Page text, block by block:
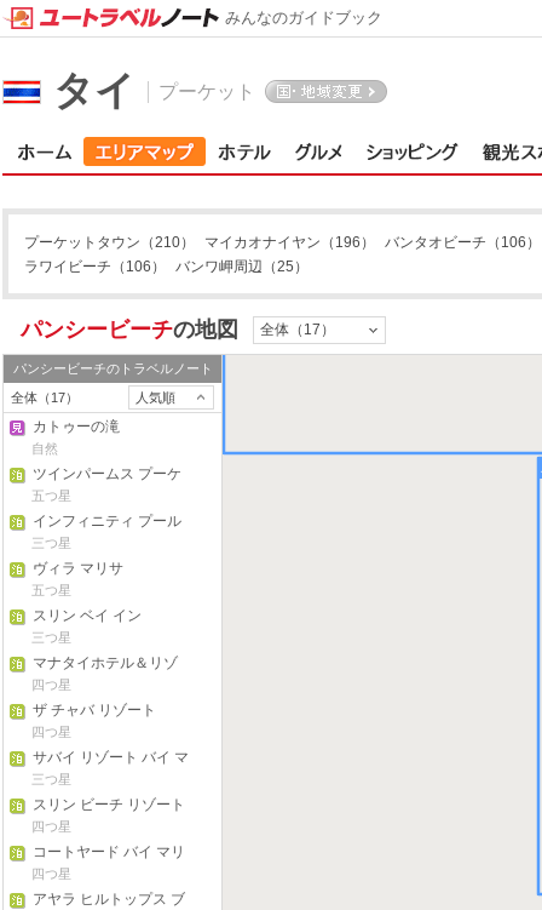
タイ プーケット
プーケットタウン （210） マイカオナイヤン （196） バンタオビーチ （106）
ラワイビーチ （106） バンワ岬周辺 （25）
パンシービーチの地図 全体（17）
パンシービーチのトラベルノート
全体（17）
人気順
カトゥーの滝
自然
ツインパームス プーケ
ット ホテル
五つ星
インフィニティ プール
1 ベッドルーム アット
スリン ビーチ
三つ星
ヴィラ マリサ
五つ星
スリン ベイ イン
三つ星
マナタイホテル＆リゾ
ート
四つ星
ザ チャバ リゾート
四つ星
サバイ リゾート バイ マ
ナタイ スリン
三つ星
スリン ビーチ リゾート
四つ星
コートヤード バイ マリ
オット プーケット アッ
ト パトンビーチ
四つ星
アヤラ ヒルトップス ブ
みんなのガイドブック